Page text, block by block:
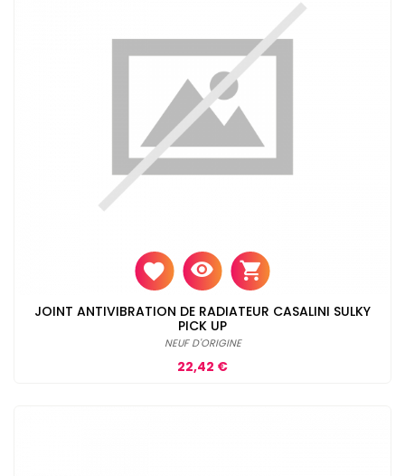
JOINT ANTIVIBRATION DE RADIATEUR CASALINI SULKY
PICK UP
NEUF D'ORIGINE
Prix
22,42 €